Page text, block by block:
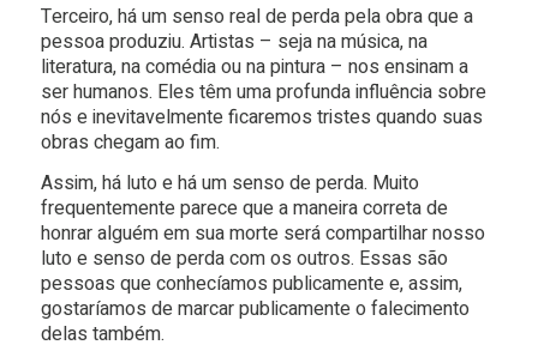
Terceiro, há um senso real de perda pela obra que a
pessoa produziu. Artistas – seja na música, na
literatura, na comédia ou na pintura – nos ensinam a
ser humanos. Eles têm uma profunda influência sobre
nós e inevitavelmente ficaremos tristes quando suas
obras chegam ao fim.
Assim, há luto e há um senso de perda. Muito
frequentemente parece que a maneira correta de
honrar alguém em sua morte será compartilhar nosso
luto e senso de perda com os outros. Essas são
pessoas que conhecíamos publicamente e, assim,
gostaríamos de marcar publicamente o falecimento
delas também.